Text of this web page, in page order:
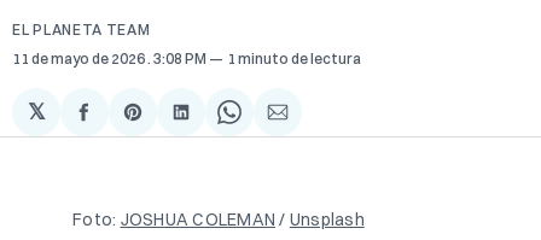
EL PLANETA TEAM
11 de mayo de 2026 . 3:08 PM 1 minuto de lectura
𝕏
Compartir
en
Share
on
Compartir
en
Share
on
Compartir
via
Foto: JOSHUA COLEMAN / Unsplash